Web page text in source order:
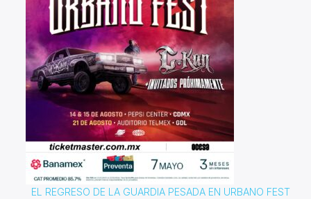
EL REGRESO DE LA GUARDIA PESADA EN URBANO FEST